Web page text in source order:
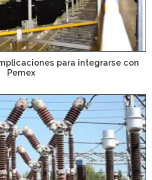
para integrarse con
Pemex